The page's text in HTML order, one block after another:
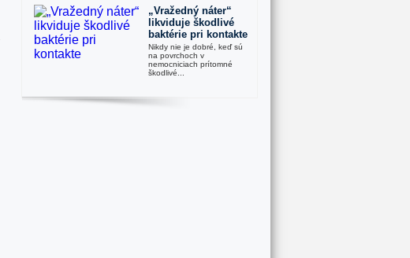
„Vražedný náter“
likviduje škodlivé
baktérie pri kontakte
Nikdy nie je dobré, keď sú
na povrchoch v
nemocniciach prítomné
škodlivé...